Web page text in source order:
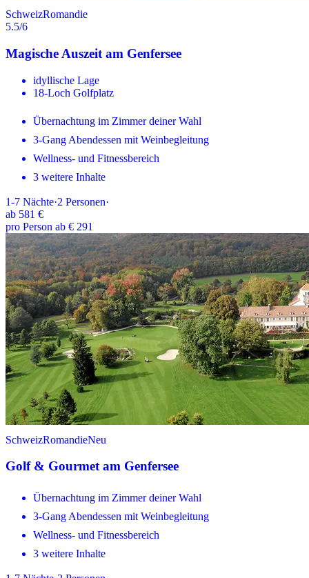
SchweizRomandie
5.5/6
Magische Auszeit am Genfersee
idyllische Lage
18-Loch Golfplatz
Übernachtung im Zimmer deiner Wahl
3-Gang Abendessen mit Weinbegleitung
Wellness- und Fitnessbereich
3 weitere Inhalte
1-7 Nächte·2 Personen·
ab 581 €
pro Person ab € 291
SchweizRomandieNeu
Golf & Gourmet am Genfersee
Übernachtung im Zimmer deiner Wahl
3-Gang Abendessen mit Weinbegleitung
Wellness- und Fitnessbereich
3 weitere Inhalte